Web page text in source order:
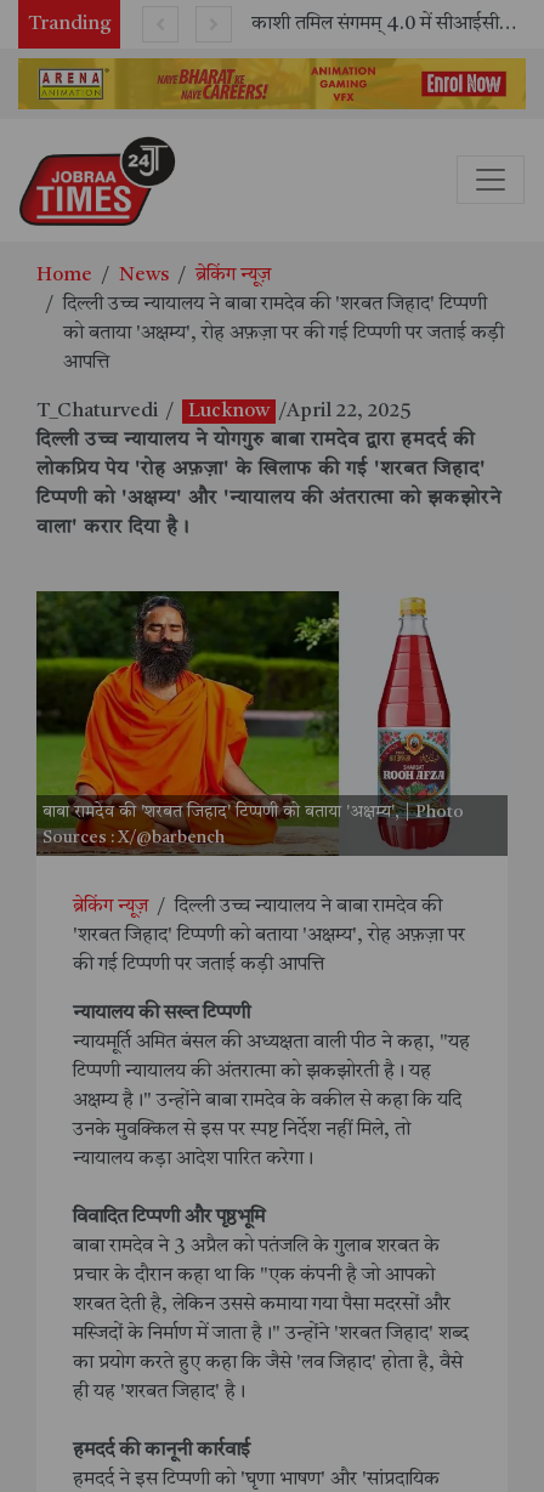
Tranding काशी तमिल संगमम् 4.0 में सीआईसीटी का स्टॉल बना तमिल भाषा और संस्कृति का केंद्र, ‘तमिल करकलाम’ से सीखना हुआ सरल
Home News
ब्रेकिंग न्यूज़
दिल्ली उच्च न्यायालय ने बाबा रामदेव की 'शरबत जिहाद' टिप्पणी
को बताया 'अक्षम्य', रोह अफ़ज़ा पर की गई टिप्पणी पर जताई कड़ी
आपत्ति
T_Chaturvedi / Lucknow /April 22, 2025
दिल्ली उच्च न्यायालय ने योगगुरु बाबा रामदेव द्वारा हमदर्द की
लोकप्रिय पेय 'रोह अफ़ज़ा' के खिलाफ की गई 'शरबत जिहाद'
टिप्पणी को 'अक्षम्य' और 'न्यायालय की अंतरात्मा को झकझोरने
वाला' करार दिया है।​
बाबा रामदेव की 'शरबत जिहाद' टिप्पणी को बताया 'अक्षम्य', | Photo
Sources : X/@barbench
ब्रेकिंग न्यूज़ / दिल्ली उच्च न्यायालय ने बाबा रामदेव की
'शरबत जिहाद' टिप्पणी को बताया 'अक्षम्य', रोह अफ़ज़ा पर
की गई टिप्पणी पर जताई कड़ी आपत्ति
न्यायालय की सख्त टिप्पणी
न्यायमूर्ति अमित बंसल की अध्यक्षता वाली पीठ ने कहा, "यह
टिप्पणी न्यायालय की अंतरात्मा को झकझोरती है। यह
अक्षम्य है।" उन्होंने बाबा रामदेव के वकील से कहा कि यदि
उनके मुवक्किल से इस पर स्पष्ट निर्देश नहीं मिले, तो
न्यायालय कड़ा आदेश पारित करेगा। ​
विवादित टिप्पणी और पृष्ठभूमि
बाबा रामदेव ने 3 अप्रैल को पतंजलि के गुलाब शरबत के
प्रचार के दौरान कहा था कि "एक कंपनी है जो आपको
शरबत देती है, लेकिन उससे कमाया गया पैसा मदरसों और
मस्जिदों के निर्माण में जाता है।" उन्होंने 'शरबत जिहाद' शब्द
का प्रयोग करते हुए कहा कि जैसे 'लव जिहाद' होता है, वैसे
ही यह 'शरबत जिहाद' है। ​
हमदर्द की कानूनी कार्रवाई
हमदर्द ने इस टिप्पणी को 'घृणा भाषण' और 'सांप्रदायिक